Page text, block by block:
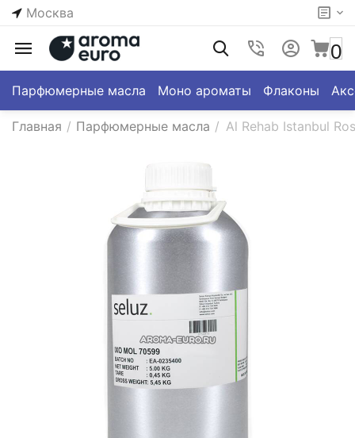
Москва
0
Парфюмерные масла Моно ароматы Флаконы
Главная / Парфюмерные масла / Al Rehab Istanbul